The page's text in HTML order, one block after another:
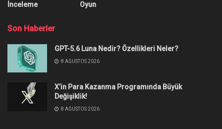
İnceleme
Oyun
Son Haberler
GPT-5.6 Luna Nedir? Özellikleri Neler?
8 AĞUSTOS 2026
X’in Para Kazanma Programında Büyük
Değişiklik!
8 AĞUSTOS 2026